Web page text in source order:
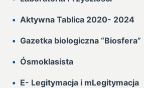
Aktywna Tablica 2020- 2024
Gazetka biologiczna “Biosfera”
Ósmoklasista
E- Legitymacja i mLegitymacja